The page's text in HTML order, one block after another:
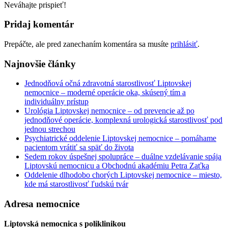
Neváhajte prispieť!
Pridaj komentár
Prepáčte, ale pred zanechaním komentára sa musíte prihlásiť.
Najnovšie články
Jednodňová očná zdravotná starostlivosť Liptovskej
nemocnice – moderné operácie oka, skúsený tím a
individuálny prístup
Urológia Liptovskej nemocnice – od prevencie až po
jednodňové operácie, komplexná urologická starostlivosť pod
jednou strechou
Psychiatrické oddelenie Liptovskej nemocnice – pomáhame
pacientom vrátiť sa späť do života
Sedem rokov úspešnej spolupráce – duálne vzdelávanie spája
Liptovskú nemocnicu a Obchodnú akadémiu Petra Zaťka
Oddelenie dlhodobo chorých Liptovskej nemocnice – miesto,
kde má starostlivosť ľudskú tvár
Adresa nemocnice
Liptovská nemocnica s poliklinikou